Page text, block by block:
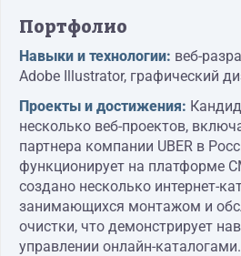
Портфолио
Навыки и технологии: веб-
Adobe Illustrator, графический
Проекты и достижения:
несколько веб-проектов,
партнера компании UBER в
функционирует на платформе
создано несколько интернет-
занимающихся монтажом и
очистки, что демонстрирует
управлении онлайн-